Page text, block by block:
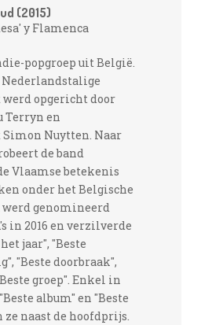
(2015)
y Flamenca
popgroep uit België.
Nederlandstalige
opgericht door
Terryn en
Nuytten. Naar
de band
Vlaamse betekenis
onder het Belgische
genomineerd
in 2016 en verzilverde
jaar", "Beste
"Beste doorbraak",
groep". Enkel in
album" en "Beste
ze naast de hoofdprijs.